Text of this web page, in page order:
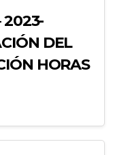
2023-
DEL
HORAS